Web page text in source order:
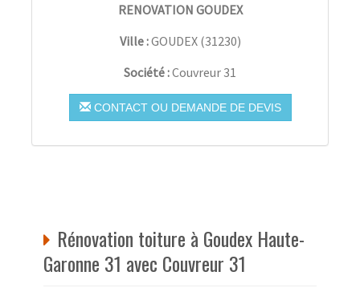
RENOVATION GOUDEX
Ville :GOUDEX(31230)
Société :Couvreur 31
CONTACT OU DEMANDE DE DEVIS
Rénovation toiture à Goudex Haute-
Garonne 31 avec Couvreur 31